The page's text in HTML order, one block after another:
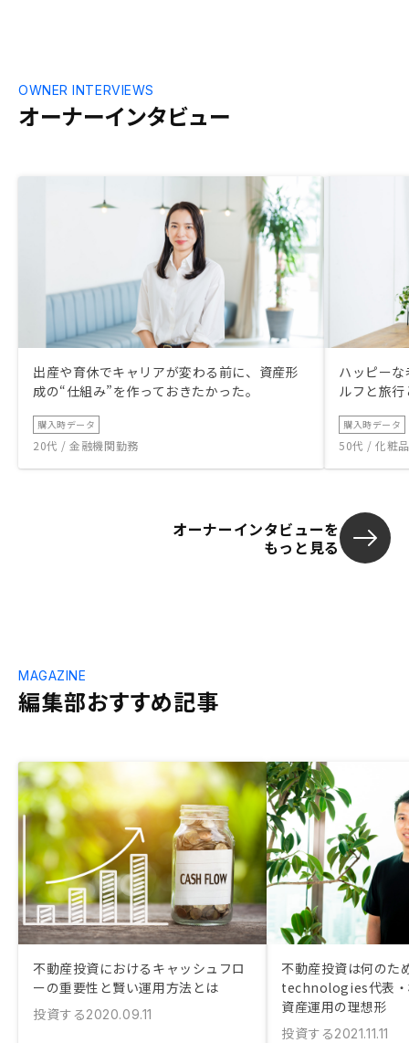
で一貫して行
した。不動産
らいいかわか
って話を聞く
わかなければ
いるので、名
いいかなと思
じ職業だった
ので
オーナーインタビュー
OWNER INTERVIEWS
出産や育休でキャリアが変わる前に、資産形
成の“仕組み”を作っておきたかった。
購入時データ
20代 / 金融機関勤務
ハッピー
ルフと旅
購入時データ
50代 / 化粧
オーナーインタビューを
もっと見る
編集部おすすめ記事
MAGAZINE
不動産投資におけるキャッシュフロ
ーの重要性と賢い運用方法とは
投資する2020.09.11
不動産投資は何のた
technologies代表・
資産運用の理想形
投資する2021.11.11